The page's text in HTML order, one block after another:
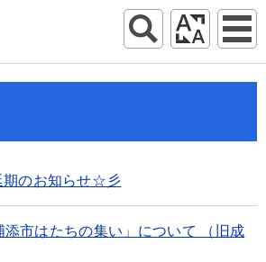
のお知らせ☆彡
市はたちの集い」について （旧成